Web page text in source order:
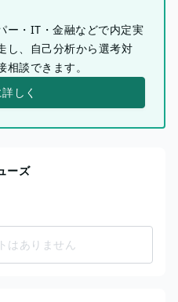
ー・IT・金融などで内定実
し、自己分析から選考対
談できます。
しく
ーズ
はありません